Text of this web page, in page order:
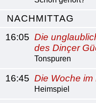
NACHMITTAG
16:05 Die
des Dinçer
Tonspuren
16:45 Die Woche
Heimspiel